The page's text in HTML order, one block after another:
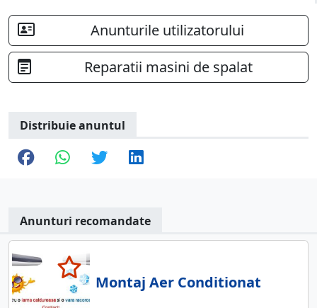
Anunturile utilizatorului
Reparatii masini de spalat
Distribuie anuntul
Anunturi recomandate
Montaj Aer Conditionat